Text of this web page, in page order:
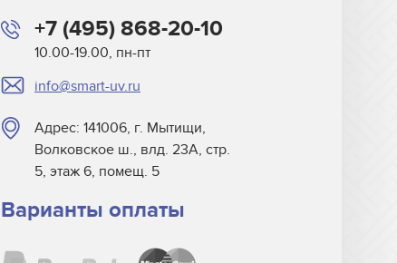
+7 (495) 868-20-10
10.00-19.00, пн-пт
info@smart-uv.ru
Адрес: 141006, г. Мытищи,
Волковское ш., влд. 23А, стр.
5, этаж 6, помещ. 5
Варианты оплаты